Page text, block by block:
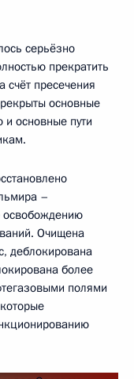
серьёзно
прекратить
счёт пресечения
основные
и основные пути
–
освобождению
Очищена
деблокирована
более
полями